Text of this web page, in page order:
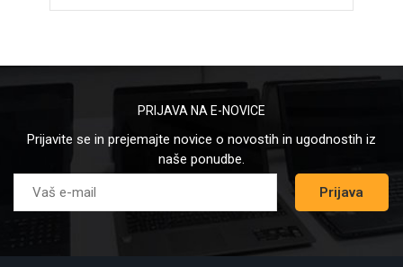
PRIJAVA NA E-NOVICE
Prijavite se in prejemajte novice o novostih in ugodnostih iz
naše ponudbe.
Prijava